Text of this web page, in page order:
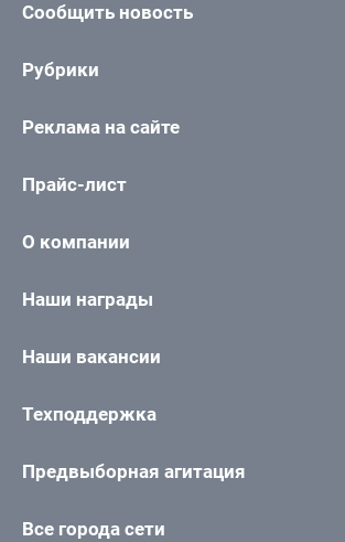
Сообщить новость
Рубрики
Реклама на сайте
Прайс-лист
О компании
Наши награды
Наши вакансии
Техподдержка
Предвыборная агитация
Все города сети